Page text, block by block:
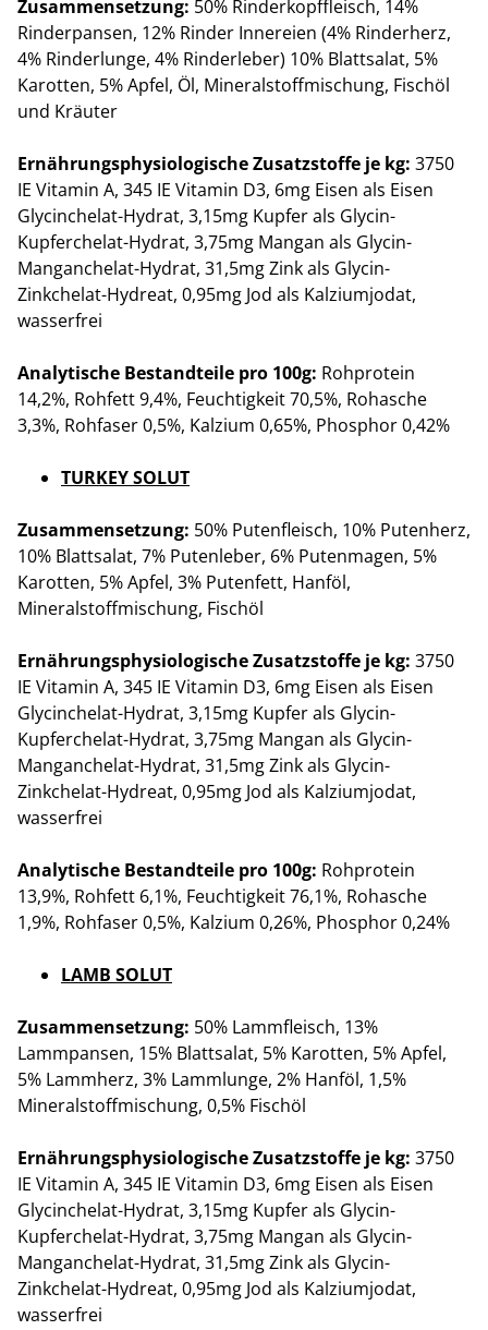
Zusammensetzung: 50% Rinderkopffleisch, 14%
Rinderpansen, 12% Rinder Innereien (4% Rinderherz,
4% Rinderlunge, 4% Rinderleber) 10% Blattsalat, 5%
Karotten, 5% Apfel, Öl, Mineralstoffmischung, Fischöl
und Kräuter
Ernährungsphysiologische Zusatzstoffe je kg: 3750
IE Vitamin A, 345 IE Vitamin D3, 6mg Eisen als Eisen
Glycinchelat-Hydrat, 3,15mg Kupfer als Glycin-
Kupferchelat-Hydrat, 3,75mg Mangan als Glycin-
Manganchelat-Hydrat, 31,5mg Zink als Glycin-
Zinkchelat-Hydreat, 0,95mg Jod als Kalziumjodat,
wasserfrei
Analytische Bestandteile pro 100g: Rohprotein
14,2%, Rohfett 9,4%, Feuchtigkeit 70,5%, Rohasche
3,3%, Rohfaser 0,5%, Kalzium 0,65%, Phosphor 0,42%
TURKEY SOLUT
Zusammensetzung: 50% Putenfleisch, 10% Putenherz,
10% Blattsalat, 7% Putenleber, 6% Putenmagen, 5%
Karotten, 5% Apfel, 3% Putenfett, Hanföl,
Mineralstoffmischung, Fischöl
Ernährungsphysiologische Zusatzstoffe je kg: 3750
IE Vitamin A, 345 IE Vitamin D3, 6mg Eisen als Eisen
Glycinchelat-Hydrat, 3,15mg Kupfer als Glycin-
Kupferchelat-Hydrat, 3,75mg Mangan als Glycin-
Manganchelat-Hydrat, 31,5mg Zink als Glycin-
Zinkchelat-Hydreat, 0,95mg Jod als Kalziumjodat,
wasserfrei
Analytische Bestandteile pro 100g: Rohprotein
13,9%, Rohfett 6,1%, Feuchtigkeit 76,1%, Rohasche
1,9%, Rohfaser 0,5%, Kalzium 0,26%, Phosphor 0,24%
LAMB SOLUT
Zusammensetzung: 50% Lammfleisch, 13%
Lammpansen, 15% Blattsalat, 5% Karotten, 5% Apfel,
5% Lammherz, 3% Lammlunge, 2% Hanföl, 1,5%
Mineralstoffmischung, 0,5% Fischöl
Ernährungsphysiologische Zusatzstoffe je kg: 3750
IE Vitamin A, 345 IE Vitamin D3, 6mg Eisen als Eisen
Glycinchelat-Hydrat, 3,15mg Kupfer als Glycin-
Kupferchelat-Hydrat, 3,75mg Mangan als Glycin-
Manganchelat-Hydrat, 31,5mg Zink als Glycin-
Zinkchelat-Hydreat, 0,95mg Jod als Kalziumjodat,
wasserfrei